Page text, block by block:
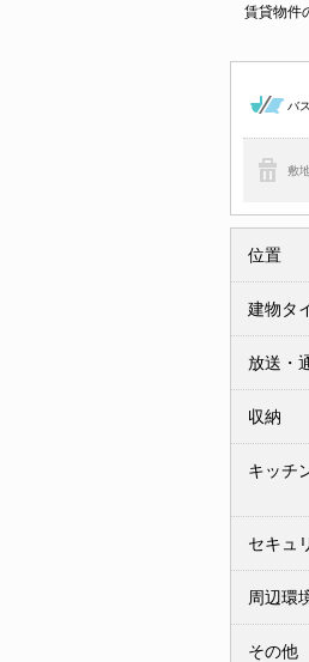
賃貸物件
バ
敷
位置
建物タ
放送・
収納
キッチ
セキュ
周辺環
その他